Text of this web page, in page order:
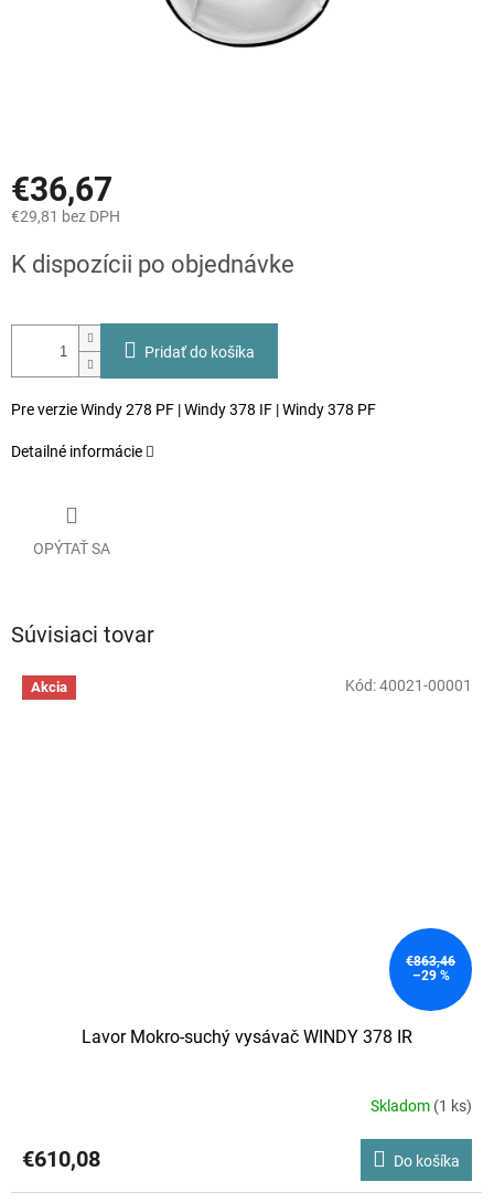
€36,67
€29,81 bez DPH
cena:
K dispozícii po objednávke
Pridať do košíka
Pre verzie Windy 278 PF | Windy 378 IF | Windy 378 PF
Detailné informácie
OPÝTAŤ SA
Súvisiaci tovar
Akcia
€863,46
–29 %
Lavor Mokro-suchý vysávač WINDY 378 IR
Skladom (1 ks)
€610,08 Do košíka
Kód:40021-00001